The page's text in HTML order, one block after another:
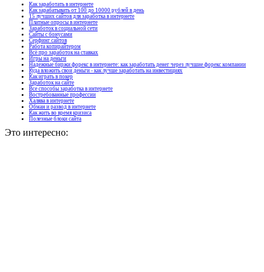
Как заработать в интернете
Как зарабатывать от 100 до 10000 рублей в день
15 лучших сайтов для заработка в интернете
Платные опросы в интернете
Заработок в социальной сети
Сайты с бонусами
Серфинг сайтов
Работа копирайтером
Всё про заработок на ставках
Игры на деньги
Надежные биржи форекс в интернете: как заработать денег через лучшие форекс компании
Куда вложить свои деньги - как лучше заработать на инвестициях
Как играть в покер
Заработок на сайте
Все способы заработка в интернете
Востребованные профессии
Халява в интернете
Обман и развод в интернете
Как жить во время кризиса
Полезные блоки сайта
Это интересно: